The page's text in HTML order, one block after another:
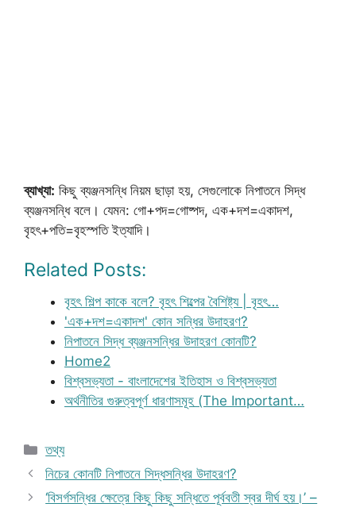
ব্যাখ্যা: কিছু ব্যঞ্জনসন্ধি নিয়ম ছাড়া হয়, সেগুলোকে নিপাতনে সিদ্ধ
ব্যঞ্জনসন্ধি বলে। যেমন: গো+পদ=গোষ্পদ, এক+দশ=একাদশ,
বৃহৎ+পতি=বৃহস্পতি ইত্যাদি।
Related Posts:
বৃহৎ শিল্প কাকে বলে? বৃহৎ শিল্পের বৈশিষ্ট্য | বৃহৎ…
'এক+দশ=একাদশ' কোন সন্ধির উদাহরণ?
নিপাতনে সিদ্ধ ব্যঞ্জনসন্ধির উদাহরণ কোনটি?
Home2
বিশ্বসভ্যতা - বাংলাদেশের ইতিহাস ও বিশ্বসভ্যতা
অর্থনীতির গুরুত্বপূর্ণ ধারণাসমূহ (The Important…
Categories
তথ্য
নিচের কোনটি নিপাতনে সিদ্ধসন্ধির উদাহরণ?
‘বিসর্গসন্ধির ক্ষেত্রে কিছু কিছু সন্ধিতে পূর্ববতী স্বর দীর্ঘ হয়।’ –